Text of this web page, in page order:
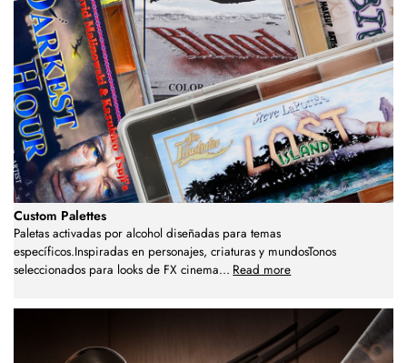
Custom Palettes
Paletas activadas por alcohol diseñadas para temas
específicos.Inspiradas en personajes, criaturas y mundosTonos
seleccionados para looks de FX cinema... Read more